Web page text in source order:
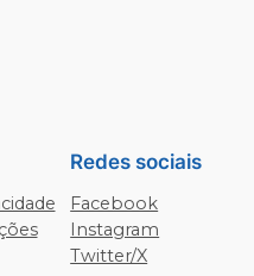
Redes sociais
Facebook
Instagram
Twitter/X